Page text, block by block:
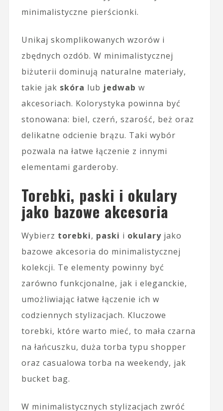
minimalistyczne pierścionki.
Unikaj skomplikowanych wzorów i
zbędnych ozdób. W minimalistycznej
biżuterii dominują naturalne materiały,
takie jak skóra lub jedwab w
akcesoriach. Kolorystyka powinna być
stonowana: biel, czerń, szarość, beż oraz
delikatne odcienie brązu. Taki wybór
pozwala na łatwe łączenie z innymi
elementami garderoby.
Torebki, paski i okulary
jako bazowe akcesoria
Wybierz torebki, paski i okularyjako
bazowe akcesoria do minimalistycznej
kolekcji. Te elementy powinny być
zarówno funkcjonalne, jak i eleganckie,
umożliwiając łatwe łączenie ich w
codziennych stylizacjach. Kluczowe
torebki, które warto mieć, to mała czarna
na łańcuszku, duża torba typu shopper
oraz casualowa torba na weekendy, jak
bucket bag.
W minimalistycznych stylizacjach zwróć